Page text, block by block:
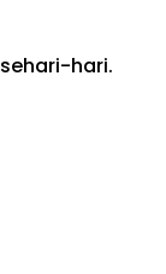
hari.